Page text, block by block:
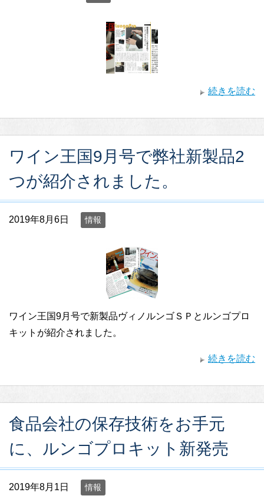
続きを読む
ワイン王国9月号で弊社新製品2
つが紹介されました。
2019年8月6日 情報
ワイン王国9月号で新製品ヴィノルンゴＳＰとルンゴプロ
キットが紹介されました。
続きを読む
食品会社の保存技術をお手元
に、ルンゴプロキット新発売
2019年8月1日 情報